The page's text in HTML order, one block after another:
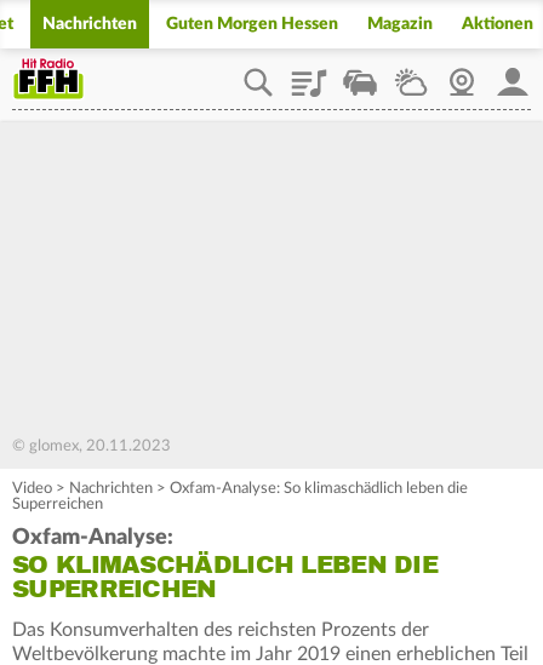
Nachrichten Guten Morgen Hessen Magazin Aktionen
PlaylistStaupilotWetterWebcam
© glomex, 20.11.2023
Video > Nachrichten > Oxfam-Analyse: So klimaschädlich leben die
Superreichen
Oxfam-Analyse:
SO KLIMASCHÄDLICH LEBEN DIE
SUPERREICHEN
Das Konsumverhalten des reichsten Prozents der
Weltbevölkerung machte im Jahr 2019 einen erheblichen Teil